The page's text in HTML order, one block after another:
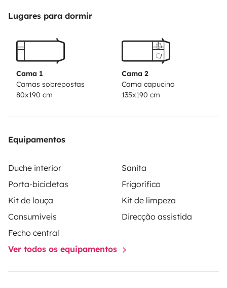
Lugares para dormir
Cama 1
Camas sobrepostas
80x190 cm
Cama 2
Cama capucino
135x190 cm
Equipamentos
Duche interior
Sanita
Porta-bicicletas
Frigorífico
Kit de louça
Kit de limpeza
Consumíveis
Direcção assistida
Fecho central
Ver todos os equipamentos